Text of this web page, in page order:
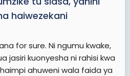
haiwezekani
for sure. Ni ngumu kwake,
jasiri kuonyesha ni rahisi kwa
ahuweni wala faida ya